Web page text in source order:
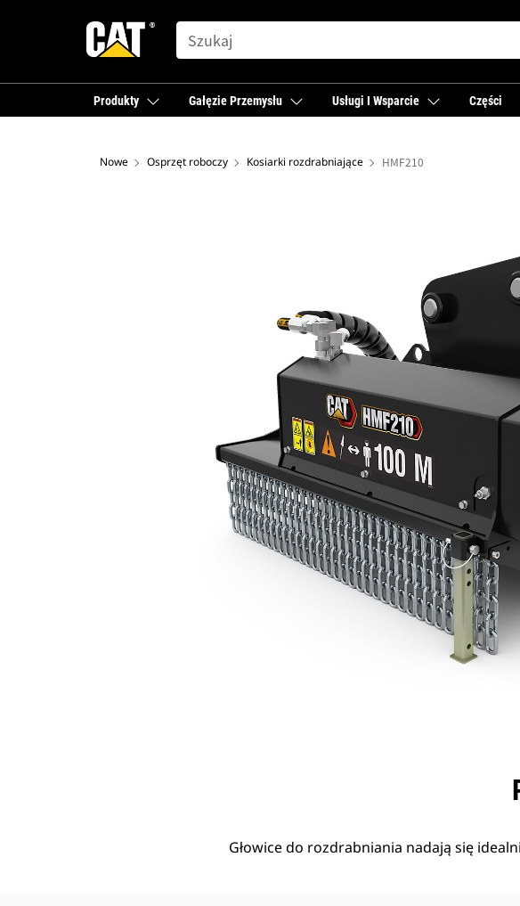
SEARCH
Produkty Gałęzie Przemysłu Usługi I Wsparcie Części
Nowe Osprzęt roboczy Kosiarki rozdrabniające HMF210
Głowice do rozdrabniania nadają się